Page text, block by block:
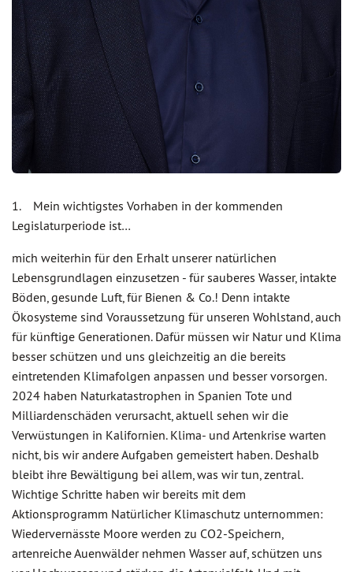
1. Mein wichtigstes Vorhaben in der kommenden
Legislaturperiode ist…
mich weiterhin für den Erhalt unserer natürlichen
Lebensgrundlagen einzusetzen - für sauberes Wasser, intakte
Böden, gesunde Luft, für Bienen & Co.! Denn intakte
Ökosysteme sind Voraussetzung für unseren Wohlstand, auch
für künftige Generationen. Dafür müssen wir Natur und Klima
besser schützen und uns gleichzeitig an die bereits
eintretenden Klimafolgen anpassen und besser vorsorgen.
2024 haben Naturkatastrophen in Spanien Tote und
Milliardenschäden verursacht, aktuell sehen wir die
Verwüstungen in Kalifornien. Klima- und Artenkrise warten
nicht, bis wir andere Aufgaben gemeistert haben. Deshalb
bleibt ihre Bewältigung bei allem, was wir tun, zentral.
Wichtige Schritte haben wir bereits mit dem
Aktionsprogramm Natürlicher Klimaschutz unternommen:
Wiedervernässte Moore werden zu CO2-Speichern,
artenreiche Auenwälder nehmen Wasser auf, schützen uns